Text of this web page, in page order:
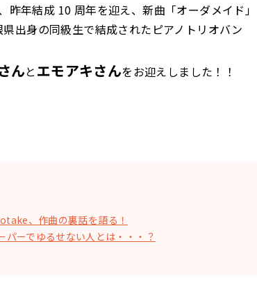
昨年結成 10 周年を迎え、新曲 「オーダメイド」
県出身の同級生で結成されたピアノトリオバン
んと エモアキさんをお迎えしました！！
、作曲の裏話を語る！
ーでゆるせない人とは・・・？